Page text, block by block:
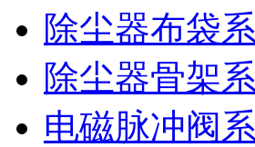
除尘器布袋
除尘器骨架
电磁脉冲阀